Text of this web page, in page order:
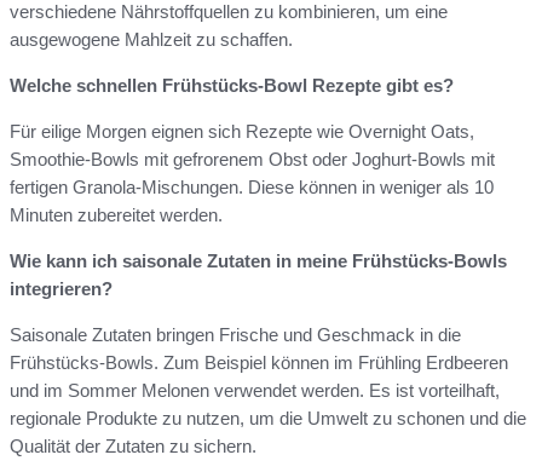
verschiedene Nährstoffquellen zu kombinieren, um eine
ausgewogene Mahlzeit zu schaffen.
Welche schnellen Frühstücks-Bowl Rezepte gibt es?
Für eilige Morgen eignen sich Rezepte wie Overnight Oats,
Smoothie-Bowls mit gefrorenem Obst oder Joghurt-Bowls mit
fertigen Granola-Mischungen. Diese können in weniger als 10
Minuten zubereitet werden.
Wie kann ich saisonale Zutaten in meine Frühstücks-Bowls
integrieren?
Saisonale Zutaten bringen Frische und Geschmack in die
Frühstücks-Bowls. Zum Beispiel können im Frühling Erdbeeren
und im Sommer Melonen verwendet werden. Es ist vorteilhaft,
regionale Produkte zu nutzen, um die Umwelt zu schonen und die
Qualität der Zutaten zu sichern.